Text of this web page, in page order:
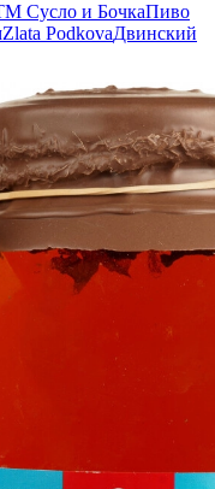
Сусло и БочкаПиво
Zlata PodkovaДвинский